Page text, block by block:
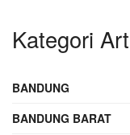
Kategori
BANDUNG
BANDUNG BARAT